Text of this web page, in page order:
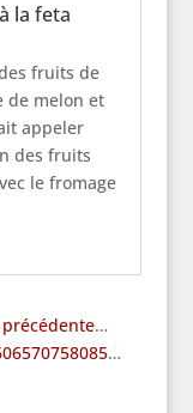
la feta
fruits de
de melon et
appeler
des fruits
le fromage
…
6570758085…